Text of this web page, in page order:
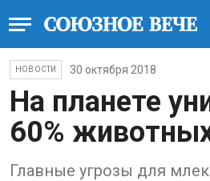
НОВОСТИ 30 октября 2018
На планете
60%
Главные угрозы для